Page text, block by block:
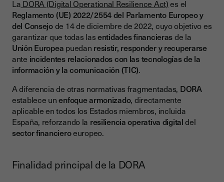
La DORA (Digital Operational Resilience Act)es el
Reglamento (UE) 2022/2554 del Parlamento Europeo y
del Consejode 14 de diciembre de 2022, cuyo objetivo es
garantizar que todas lasentidades financierasde la
Unión Europea puedan resistir, responder y recuperarse
ante incidentes relacionados con las tecnologías de la
información y la comunicación (TIC).
A diferencia de otras normativas fragmentadas, DORA
establece unenfoque armonizado, directamente
aplicable en todos los Estados miembros, incluida
España, reforzando la resiliencia operativa digitaldel
sector financieroeuropeo.
Finalidad principal de la DORA